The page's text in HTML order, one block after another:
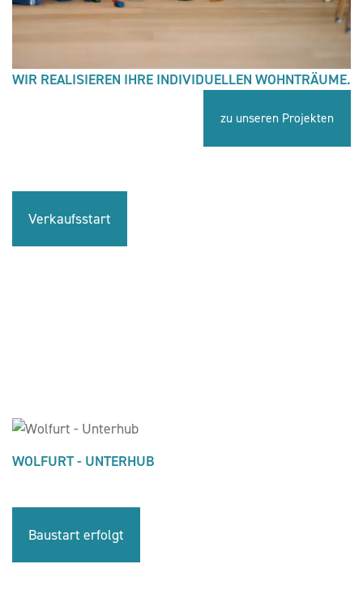
WIR REALISIEREN IHRE INDIVIDUELLEN WOHNTRÄUME.
zu unseren Projekten
Verkaufsstart
WOLFURT - UNTERHUB
Baustart erfolgt